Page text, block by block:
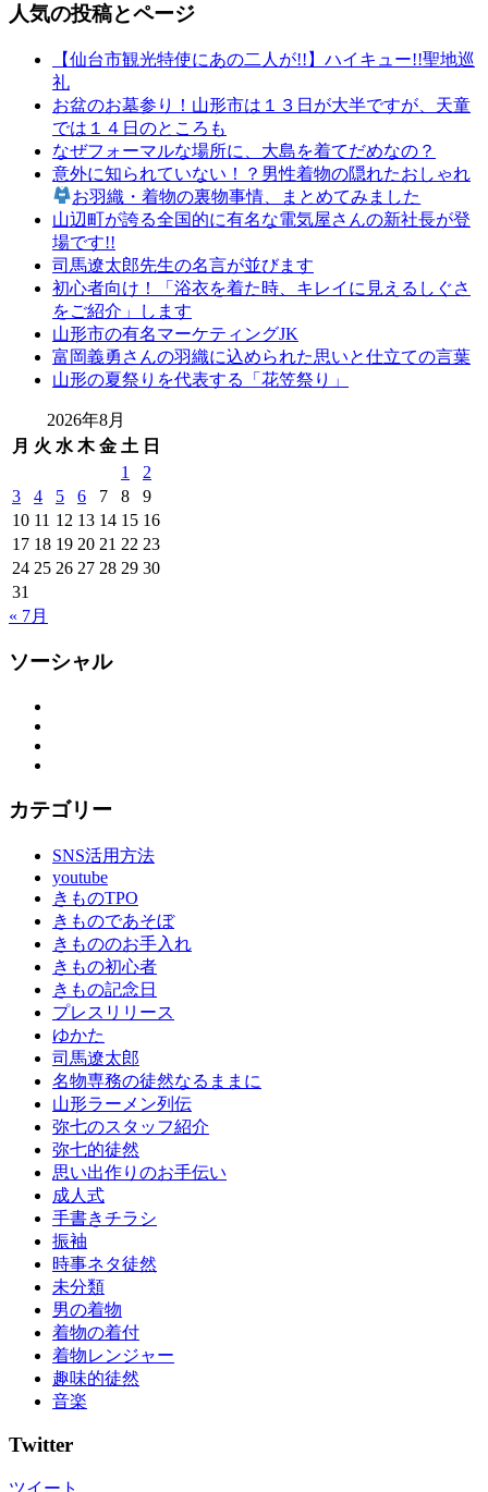
人気の投稿とページ
【仙台市観光特使にあの二人が!!】ハイキュー!!聖地巡
礼
お盆のお墓参り！山形市は１３日が大半ですが、天童
では１４日のところも
なぜフォーマルな場所に、大島を着てだめなの？
意外に知られていない！？男性着物の隠れたおしゃれ
お羽織・着物の裏物事情、まとめてみました
山辺町が誇る全国的に有名な電気屋さんの新社長が登
場です!!
司馬遼太郎先生の名言が並びます
初心者向け！「浴衣を着た時、キレイに見えるしぐさ
をご紹介」します
山形市の有名マーケティングJK
富岡義勇さんの羽織に込められた思いと仕立ての言葉
山形の夏祭りを代表する「花笠祭り」
2026年8月
月 火 水 木 金 土 日
1
2
3
4 5 6 7 8
9
10 11 12 13 14 15 16
17 18 19 20 21 22 23
24 25 26 27 28 29 30
31
« 7月
ソーシャル
カテゴリー
SNS活用方法
youtube
きものTPO
きものであそぼ
きもののお手入れ
きもの初心者
きもの記念日
プレスリリース
ゆかた
司馬遼太郎
名物専務の徒然なるままに
山形ラーメン列伝
弥七のスタッフ紹介
弥七的徒然
思い出作りのお手伝い
成人式
手書きチラシ
振袖
時事ネタ徒然
未分類
男の着物
着物の着付
着物レンジャー
趣味的徒然
音楽
Twitter
ツイート